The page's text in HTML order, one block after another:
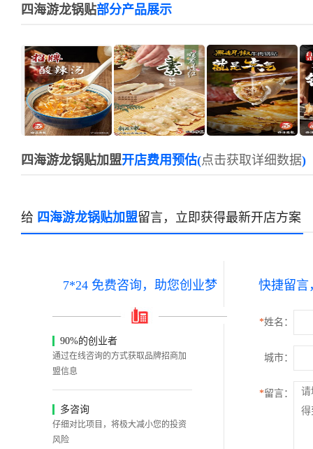
四海游龙锅贴部分产品展示
四海游龙锅贴加盟开店费用预估(点击获取详细数据)
给 四海游龙锅贴加盟留言，立即获得最新开店方案
7*24 免费咨询，助您创业梦
90%的创业者
通过在线咨询的方式获取品牌招商加
盟信息
多咨询
仔细对比项目，将极大减小您的投资
风险
快捷留言
*姓名：
城市：
*留言：